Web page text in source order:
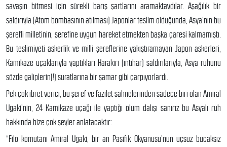
savaşın bitmesi için sürekli barış şartlarını aramaktaydılar. Aşağılık bir
saldırıyla (Atom bombasının atılması) Japonlar teslim olduğunda, Asya’nın bu
şerefli milletinin, şerefine uygun hareket etmekten başka çaresi kalmamıştı.
Bu teslimiyeti askerlik ve milli şereflerine yakıştıramayan Japon askerleri,
Kamikaze uçaklarıyla yaptıkları Harakiri (intihar) saldırılarıyla, Asya ruhunu
sözde galiplerin(!) suratlarına bir şamar gibi çarpıyorlardı.
Pek çok ibret verici, bu şeref ve fazilet sahnelerinden sadece biri olan Amiral
Ugaki’nin, 24 Kamikaze uçağı ile yaptığı ölüm dalışı sanırız bu Asyalı ruh
hakkında bize çok şeyler anlatacaktır:
“Filo komutanı Amiral Ugaki, bir an Pasifik Okyanusu’nun uçsuz bucaksız